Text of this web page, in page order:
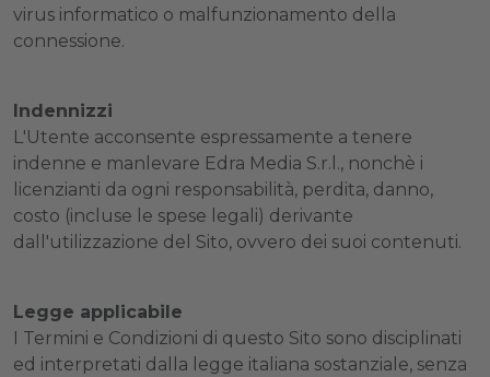
virus informatico o malfunzionamento della
connessione.
Indennizzi
L'Utente acconsente espressamente a tenere
indenne e manlevare Edra Media S.r.l., nonchè i
licenzianti da ogni responsabilità, perdita, danno,
costo (incluse le spese legali) derivante
dall'utilizzazione del Sito, ovvero dei suoi contenuti.
Legge applicabile
I Termini e Condizioni di questo Sito sono disciplinati
ed interpretati dalla legge italiana sostanziale, senza